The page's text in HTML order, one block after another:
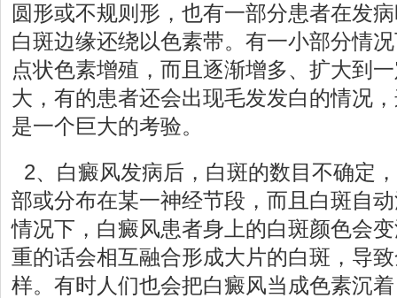
圆形或不规则形，也有一部分患者在发
白斑边缘还绕以色素带。有一小部分情
点状色素增殖，而且逐渐增多、扩大到
大，有的患者还会出现毛发发白的情况
是一个巨大的考验。
2、白癜风发病后，白斑的数目不确定
部或分布在某一神经节段，而且白斑自
情况下，白癜风患者身上的白斑颜色会
重的话会相互融合形成大片的白斑，导
样。有时人们也会把白癜风当成色素沉